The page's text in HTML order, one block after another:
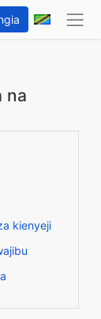
na
kienyeji